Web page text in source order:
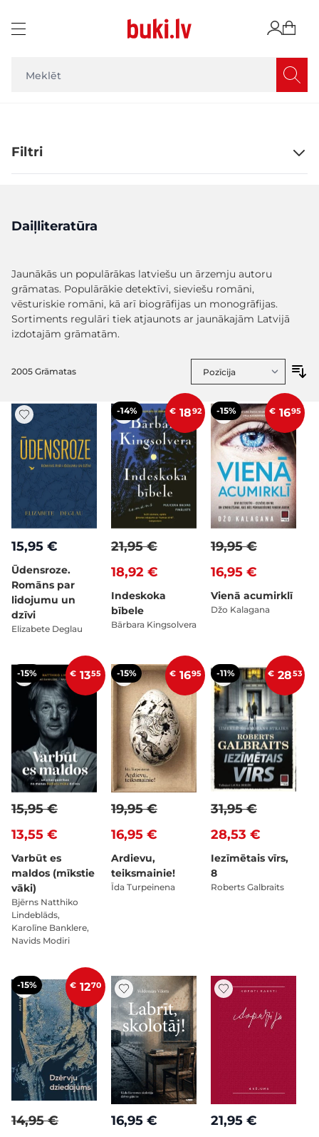
Filtri
Daiļliteratūra
Jaunākās un populārākas latviešu un ārzemju autoru
grāmatas. Populārākie detektīvi, sieviešu romāni,
vēsturiskie romāni, kā arī biogrāfijas un monogrāfijas.
Sortiments regulāri tiek atjaunots ar jaunākajām Latvijā
izdotajām grāmatām.
2005 Grāmatas
15,95 €
Ūdensroze.
Romāns par
lidojumu un
dzīvi
Elizabete Deglau
-14% € 1892
18,92 €
21,95 €
Indeskoka
bībele
Bārbara Kingsolvera
-15% € 1695
16,95 €
19,95 €
Vienā acumirklī
Džo Kalagana
-15% € 1355
13,55 €
15,95 €
Varbūt es
maldos (mīkstie
vāki)
Bjērns Natthiko
Lindeblāds,
Karolīne Banklere,
Navids Modiri
-15% € 1695
16,95 €
19,95 €
Ardievu,
teiksmainie!
Īda Turpeinena
-11% € 2853
28,53 €
31,95 €
Iezīmētais vīrs,
8
Roberts Galbraits
-15% € 1270
14,95 € 16,95 € 21,95 €